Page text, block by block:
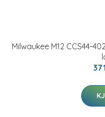
Milwaukee M12 CCS44-